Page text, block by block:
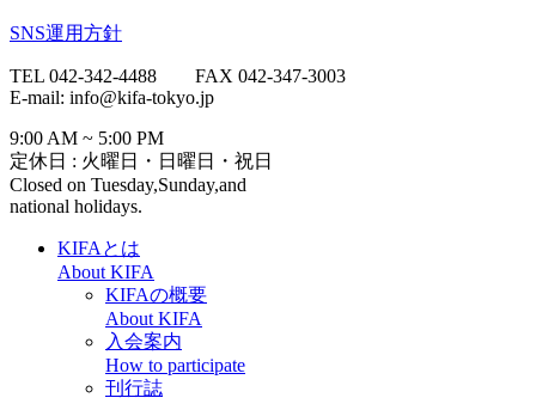
SNS運用方針
TEL 042-342-4488 FAX 042-347-3003
E-mail: info@kifa-tokyo.jp
9:00 AM ~ 5:00 PM
定休日 : 火曜日・日曜日・祝日
Closed on Tuesday,Sunday,and
national holidays.
KIFAとは
About KIFA
KIFAの概要
About KIFA
入会案内
How to participate
刊行誌